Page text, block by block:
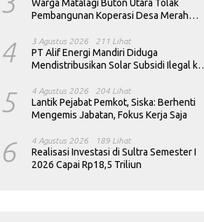
Warga Matalagi Buton Utara Tolak
Pembangunan Koperasi Desa Merah
4 3 Agustus 2026 211 Lihat
PT Alif Energi Mandiri Diduga
Mendistribusikan Solar Subsidi Ilegal ke
5 4 Agustus 2026 204 Lihat
Lantik Pejabat Pemkot, Siska: Berhenti
Mengemis Jabatan, Fokus Kerja Saja
6 4 Agustus 2026 189 Lihat
Realisasi Investasi di Sultra Semester I
2026 Capai Rp18,5 Triliun